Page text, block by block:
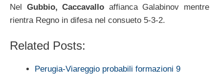
Nel Gubbio, Caccavallo affianca Galabinov mentre
rientra Regno in difesa nel consueto 5-3-2.
Related Posts:
Perugia-Viareggio probabili formazioni 9